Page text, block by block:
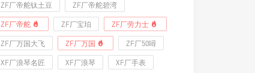
ZF厂帝舵钛土豆 ZF厂帝舵碧湾
ZF厂帝舵 ZF厂宝珀 ZF厂劳力士
ZF厂万国大飞 ZF厂万国 ZF厂50噚
XF厂浪琴名匠 XF厂浪琴 XF厂手表